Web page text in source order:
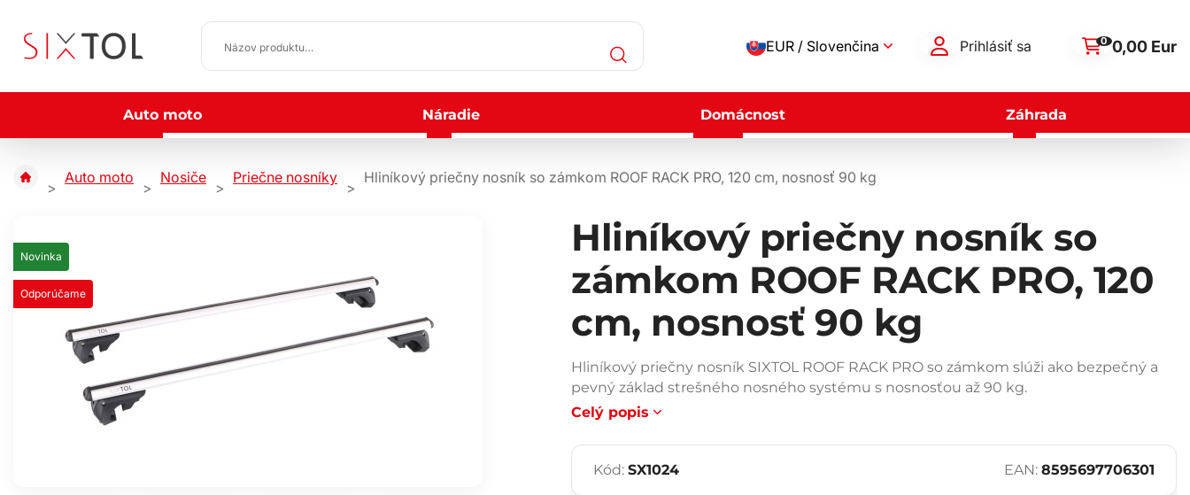
EUR / Slovenčina Prihlásiť sa 0 0,00 Eur
Auto moto Náradie Domácnost Záhrada
Auto moto Nosiče Priečne nosníky Hliníkový priečny nosník so zámkom ROOF RACK PRO, 120 cm, nosnosť 90 kg
Hliníkový priečny nosník so
zámkom ROOF RACK PRO, 120
cm, nosnosť 90 kg
Hliníkový priečny nosník SIXTOL ROOF RACK PRO so zámkom slúži ako bezpečný a
pevný základ strešného nosného systému s nosnosťou až 90 kg.
Celý popis
Novinka
Odporúčame
Kód: SX1024 EAN: 8595697706301